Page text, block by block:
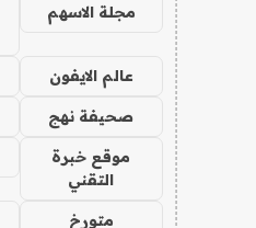
مجلة الاسهم
عالم الايفون
صحيفة نهج
موقع خبرة
التقني
متورخ